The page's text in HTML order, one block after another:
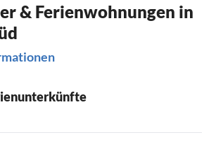
& Ferienwohnungen in